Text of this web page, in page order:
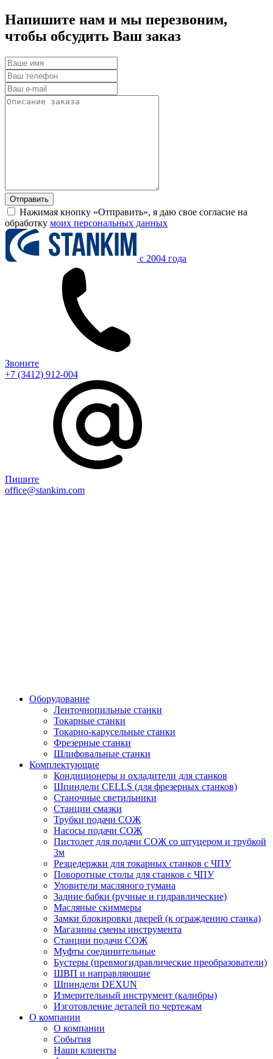
Напишите нам и мы перезвоним,
чтобы обсудить Ваш заказ
Нажимая кнопку «Отправить», я даю свое согласие на
обработку моих персональных данных
c 2004 года
Звоните
+7 (3412) 912-004
Пишите
office@stankim.com
Оборудование
Ленточнопильные станки
Токарные станки
Токарно-карусельные станки
Фрезерные станки
Шлифовальные станки
Комплектующие
Кондиционеры и охладители для станков
Шпиндели CELLS (для фрезерных станков)
Станочные светильники
Станции смазки
Трубки подачи СОЖ
Насосы подачи СОЖ
Пистолет для подачи СОЖ со штуцером и трубкой
3м
Резцедержки для токарных станков с ЧПУ
Поворотные столы для станков с ЧПУ
Уловители масляного тумана
Задние бабки (ручные и гидравлические)
Масляные скиммеры
Замки блокировки дверей (к ограждению станка)
Магазины смены инструмента
Станции подачи СОЖ
Муфты соединительные
Бустеры (превмогидравлические преобразователи)
ШВП и направляющие
Шпиндели DEXUN
Измерительный инструмент (калибры)
Изготовление деталей по чертежам
О компании
О компании
События
Наши клиенты